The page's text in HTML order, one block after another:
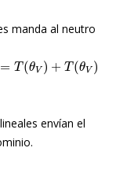
manda al neutro
(θV
envían el